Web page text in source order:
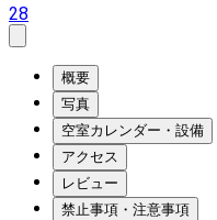
28
概要
写真
空室カレンダー・設備
アクセス
レビュー
禁止事項・注意事項